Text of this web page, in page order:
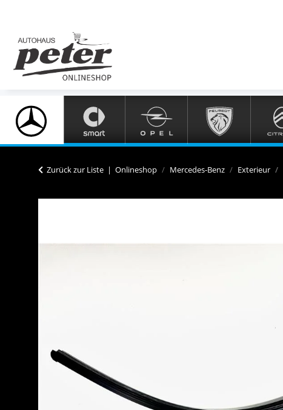
Zurück zur Liste Onlineshop Mercedes-Benz Exterieur